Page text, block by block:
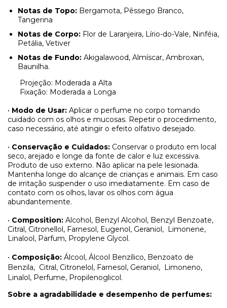
Notas de Topo: Bergamota, Pêssego Branco,
Tangerina
Notas de Corpo: Flor de Laranjeira, Lírio-do-Vale, Ninféia,
Petália, Vetiver
Notas de Fundo: Akigalawood, Almíscar, Ambroxan,
Baunilha.
Projeção: Moderada a Alta
Fixação: Moderada a Longa
• Modo de Usar: Aplicar o perfume no corpo tomando
cuidado com os olhos e mucosas. Repetir o procedimento,
caso necessário, até atingir o efeito olfativo desejado.
• Conservação e Cuidados: Conservar o produto em local
seco, arejado e longe da fonte de calor e luz excessiva.
Produto de uso externo. Não aplicar na pele lesionada.
Mantenha longe do alcançe de crianças e animais. Em caso
de irritação suspender o uso imediatamente. Em caso de
contato com os olhos, lavar os olhos com água
abundantemente.
• Composition: Alcohol, Benzyl Alcohol, Benzyl Benzoate,
Citral, Citronellol, Farnesol, Eugenol, Geraniol,
Limonene,
Linalool, Parfum, Propylene Glycol.
• Composição: Álcool, Álcool Benzílico, Benzoato de
Benzila, Citral, Citronelol, Farnesol, Geraniol, Limoneno,
Linalol, Perfume, Propilenoglicol.
Sobre a agradabilidade e desempenho de perfumes: